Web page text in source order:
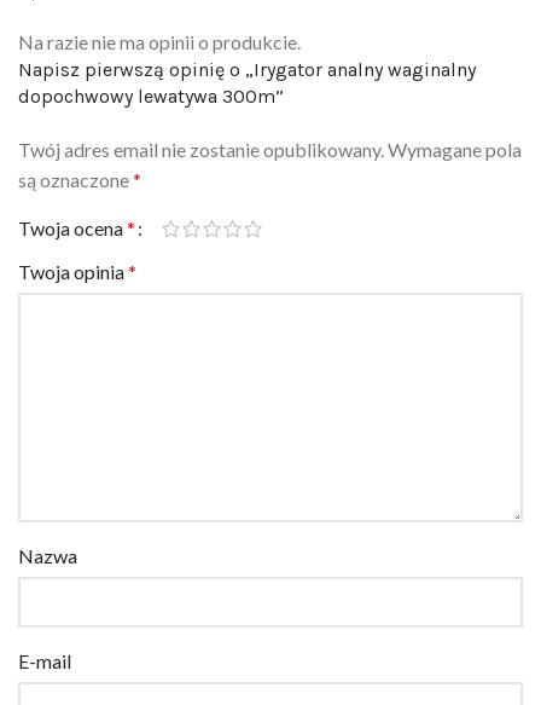
Napisz pierwszą opinię o „Irygator analny waginalny
dopochwowy lewatywa 300m”
są oznaczone*
Twoja ocena
Twoja opinia
Nazwa
E-mail